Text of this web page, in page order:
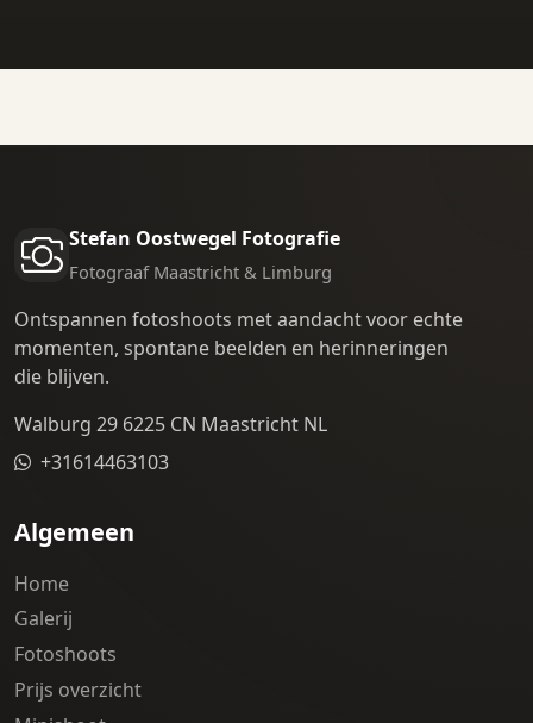
Stefan Oostwegel Fotografie
Fotograaf Maastricht & Limburg
Ontspannen fotoshoots met aandacht voor echte
momenten, spontane beelden en herinneringen
die blijven.
Walburg 29 6225 CN Maastricht NL
+31614463103
Algemeen
Home
Galerij
Fotoshoots
Prijs overzicht